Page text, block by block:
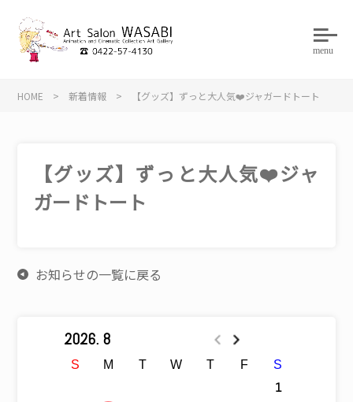
menu
HOME >新着情報 > 【グッズ】ずっと大人気❤️ジャガードトート
【グッズ】ずっと大人気❤️ジャ
ガードトート
お知らせの一覧に戻る
2026. 8
S M T W T F S
1